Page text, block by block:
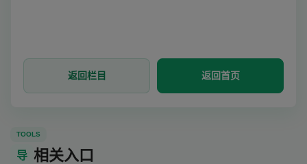
返回栏目 返回首页
TOOLS
导 相关入口